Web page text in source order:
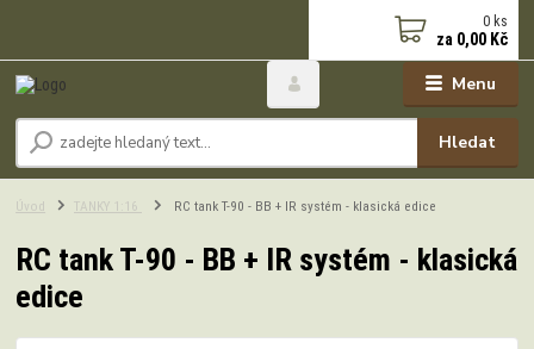
Menu
Hledat
0 ks
za 0,00 Kč
Úvod TANKY 1:16 RC tank T-90 - BB + IR systém - klasická edice
RC tank T-90 - BB + IR systém - klasická
edice